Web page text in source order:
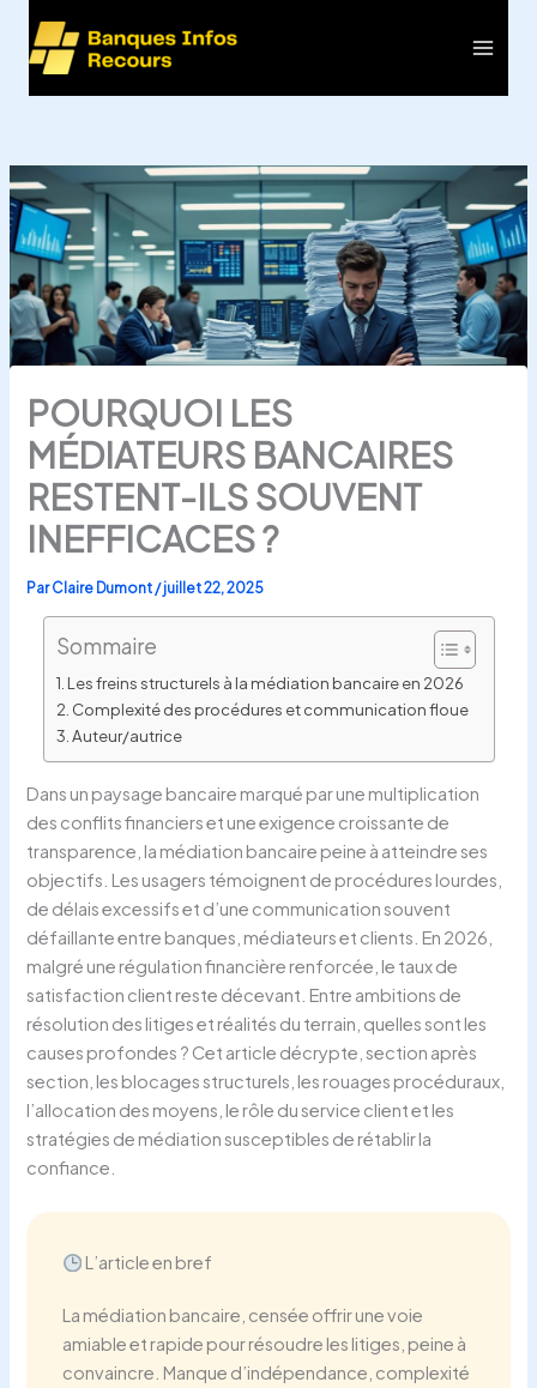
contenu
POURQUOI LES
MÉDIATEURS BANCAIRES
RESTENT-ILS SOUVENT
INEFFICACES ?
ParClaire Dumont/juillet 22, 2025
Sommaire
Les freins structurels à la médiation bancaire en 2026
Complexité des procédures et communication floue
Auteur/autrice
Dans un paysage bancaire marqué par une multiplication
des conflits financiers et une exigence croissante de
transparence, la médiation bancaire peine à atteindre ses
objectifs. Les usagers témoignent de procédures lourdes,
de délais excessifs et d’une communication souvent
défaillante entre banques, médiateurs et clients. En 2026,
malgré une régulation financière renforcée, le taux de
satisfaction client reste décevant. Entre ambitions de
résolution des litiges et réalités du terrain, quelles sont les
causes profondes ? Cet article décrypte, section après
section, les blocages structurels, les rouages procéduraux,
l’allocation des moyens, le rôle du service client et les
stratégies de médiation susceptibles de rétablir la
confiance.
L’article en bref
La médiation bancaire, censée offrir une voie
amiable et rapide pour résoudre les litiges, peine à
convaincre. Manque d’indépendance, complexité